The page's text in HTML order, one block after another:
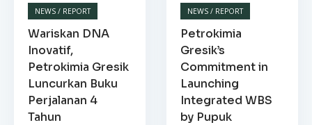
NEWS / REPORT
Wariskan DNA
Inovatif,
Petrokimia Gresik
Luncurkan Buku
Perjalanan 4
Tahun
NEWS / REPORT
Petrokimia
Gresik’s
Commitment in
Launching
Integrated WBS
by Pupuk